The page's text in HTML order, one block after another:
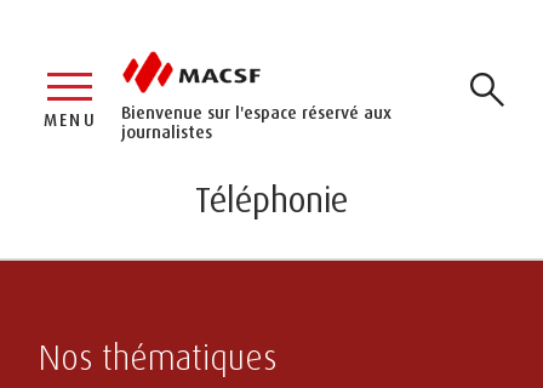
Bienvenue sur l'espace réservé aux
journalistes
MENU
Téléphonie
Nos thématiques